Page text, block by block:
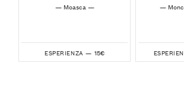
— Moasca —
ESPERIENZA — 15€
—